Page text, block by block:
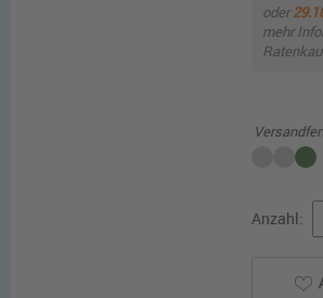
oder
mehr
Anzahl: